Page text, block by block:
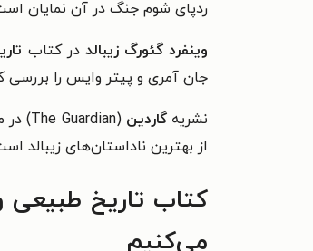
ردپای شوم جنگ در آن نمایان
وینفرد گئورگ زیبالددر کتاب
جان آمری و پیتر وایس را بررسی
نشریهگاردین(
The Guardian
از بهترین ناداستان‌‎های زیبالد است.»
کتاب تاریخ طبیعی
می‌کنیم